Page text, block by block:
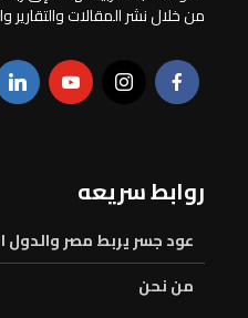
من خلال نشر المقالات والتقارير
روابط سريعه
عود جسر يربط مصر والدول
من نحن